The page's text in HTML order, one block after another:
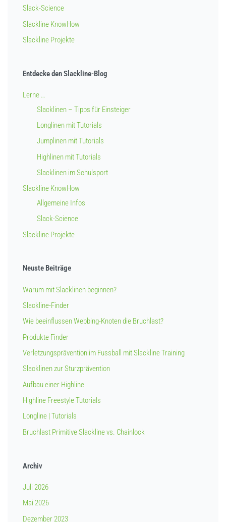
Slack-Science
Slackline KnowHow
Slackline Projekte
Entdecke den Slackline-Blog
Lerne …
Slacklinen – Tipps für Einsteiger
Longlinen mit Tutorials
Jumplinen mit Tutorials
Highlinen mit Tutorials
Slacklinen im Schulsport
Slackline KnowHow
Allgemeine Infos
Slack-Science
Slackline Projekte
Neuste Beiträge
Warum mit Slacklinen beginnen?
Slackline-Finder
Wie beeinflussen Webbing-Knoten die Bruchlast?
Produkte Finder
Verletzungsprävention im Fussball mit Slackline Training
Slacklinen zur Sturzprävention
Aufbau einer Highline
Highline Freestyle Tutorials
Longline | Tutorials
Bruchlast Primitive Slackline vs. Chainlock
Archiv
Juli 2026
Mai 2026
Dezember 2023